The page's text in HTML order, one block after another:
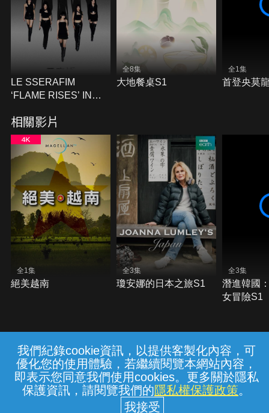
我們紀錄cookie資訊，以提供客製化內容，可
優化您的使用體驗，若繼續閱覽本網站內容，
即表示您同意我們使用cookies。更多關於隱私
保護資訊，請閱覽我們的隱私權保護政策。
LE SSERAFIM
‘FLAME RISES’ IN
全8集
大地餐桌S1
全1集
首登央莫
相關影片
全1集
絕美越南
全3集
瓊安娜的日本之旅S1
全3集
潛進韓國
女冒險S1
常見問題 線上客服 服務條款 隱私權保護
中華電信股份有限公司個人家庭分公司
(統一編號：96979949) © 2026
{{notifyMsg}}